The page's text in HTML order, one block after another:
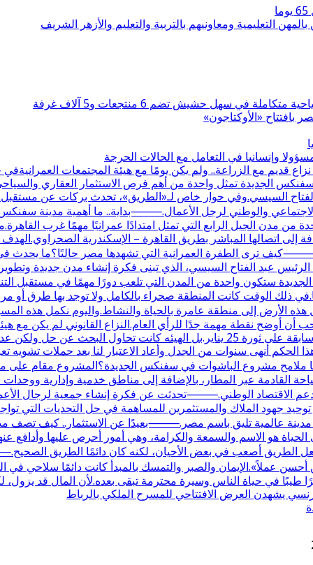
التعليمية ومعاونيهم بالتربية والتعليم والأزهر الشريف
«الأوكتاجون»
وإنسانيا في التعامل مع الحالات الحرجة
مع الزراعة.. ولم يكن يومًا مع هيئة المجتمعات
سفنكس الجديدة تمثل واحدة من أهم فرص الاستثمار العقاري
السيسي.وفي حوار خاص لـ«الطريق»، تحدث بركات عن مستقبل
الاجتماعي والوطني لرجل الأعمال.⸻بداية.. ما أهمية مدينة
اتصالها المباشر بطريق القاهرة – الإسكندرية
ترى الطفرة العمرانية التي تشهدها مصر حاليًا؟ما يحدث
عبد الفتاح السيسي، الذي تبنى فكرة إنشاء مدن جديدة وتطوير
ستكون واحدة من المدن التي تلعب دورًا مهمًا في مستقبل
علاقتكم بها؟علاقتنا بالمنطقة تعود لأكثر من 30 عامًا.في ذلك الوقت كانت المنطقة صحراء
هذه الأرض إلى منطقة عامرة بالحياة والنشاط.واليوم نكمل هذه
أوضح نقطة مهمة جدًا للرأي العام.النزاع القانوني لم يكن مع
في أصلها كانت مع وزارة الزراعة واستصلاح الأراضي في فترة سابقة على ثورة 25
الحكم أنهى سنوات من الجدل وأعاد الاعتبار لنا بعد حملات تشويه
عبر المطار، بالإضافة إلى مناطق خدمية وإدارية ووحدات
الوطني.⸻تحدثت عن فكرة إنشاء جمعية لرجال
جهود الملاك والمستثمرين للمساهمة في حل التحديات التي
مدينة عالمية تليق باسم مصر.⸻بعيدًا عن الاستثمار.. كيف تصف
هو الاسم والسمعة والكرامة، وهي أمور أحرص عليها وأدافع
الطريق أصعب في بعض الأحيان، لكنه كان دائمًا الطريق
أحسن عملاً».الإيمان والصبر والتمسك بالمبدأ كانت دائمًا
طيبًا في حياة الناس وسيرة محترمة تبقى بعده.لأن المال قد يزول،
يشهدن العرض الافتتاحي للمسرح الملكي بالرباط